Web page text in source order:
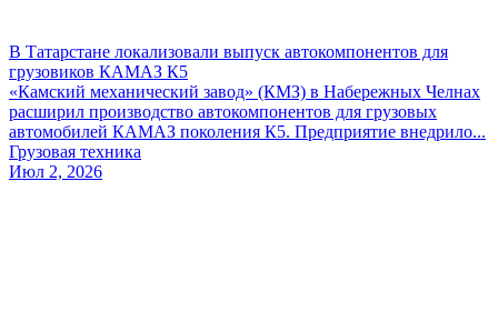
В Татарстане локализовали выпуск автокомпонентов для
грузовиков КАМАЗ К5
«Камский механический завод» (КМЗ) в Набережных Челнах
расширил производство автокомпонентов для грузовых
автомобилей КАМАЗ поколения К5. Предприятие внедрило...
Грузовая техника
Июл 2, 2026